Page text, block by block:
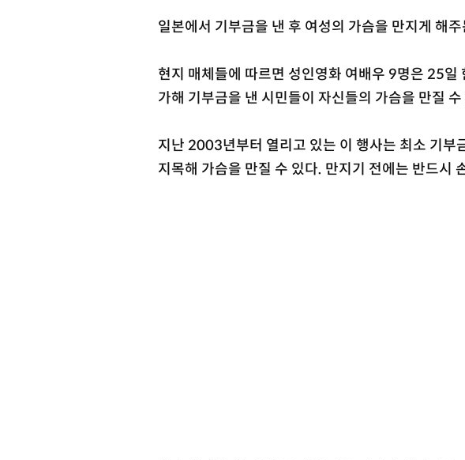
일본에서 기부금을 낸 후 여성의 가슴을 만지게 해
현지 매체들에 따르면 성인영화 여배우 9명은 25
가해 기부금을 낸 시민들이 자신들의 가슴을 만질
지난 2003년부터 열리고 있는 이 행사는 최소 기부
지목해 가슴을 만질 수 있다. 만지기 전에는 반드시